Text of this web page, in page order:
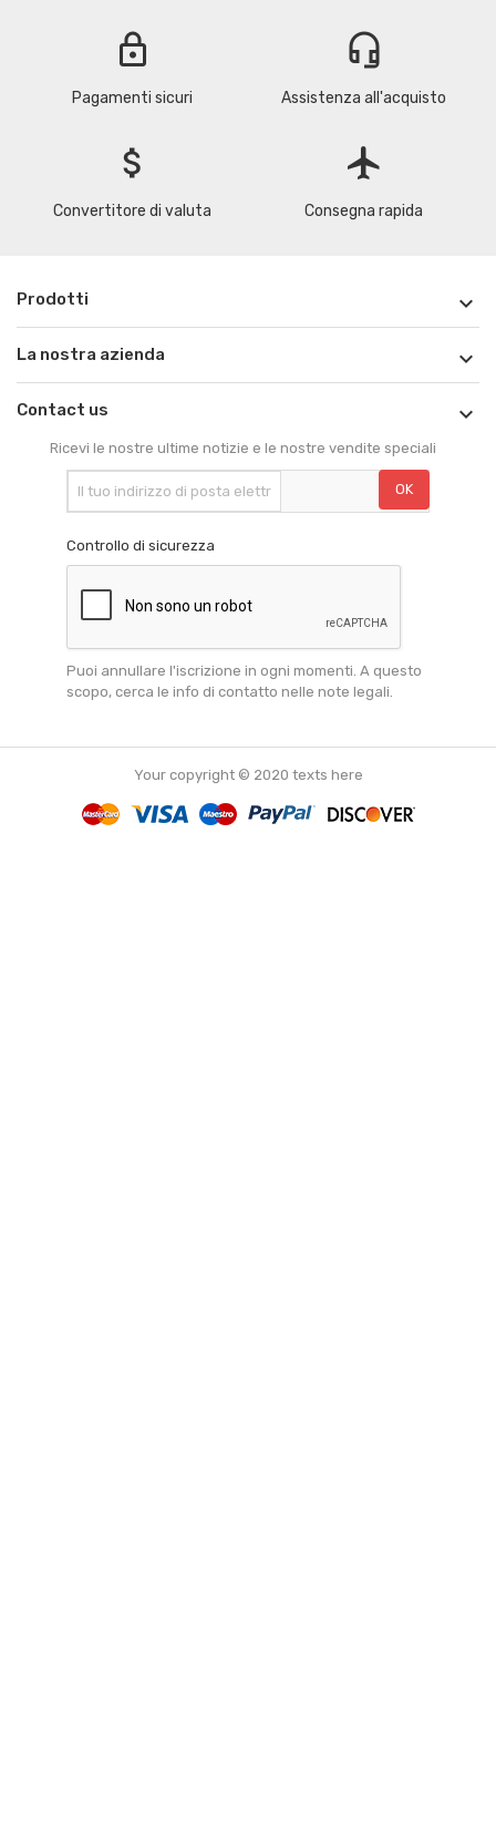
lock
Pagamenti sicuri
headset_mic
Assistenza all'acquisto
attach_money
Convertitore di valuta
flight
Consegna rapida
Prodotti 
La nostra azienda 
Contact us 
Ricevi le nostre ultime notizie e le nostre vendite speciali
Controllo di sicurezza
Puoi annullare l'iscrizione in ogni momenti. A questo
scopo, cerca le info di contatto nelle note legali.
Your copyright © 2020 texts here